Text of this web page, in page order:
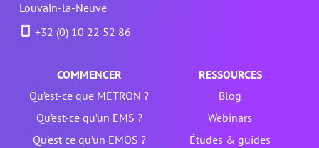
Louvain-la-Neuve
+32 (0) 10 22 52 86
COMMENCER
Qu’est-ce que METRON ?
Qu’est-ce qu’un EMS ?
Qu’est ce qu’un EMOS ?
RESSOURCES
Blog
Webinars
Études & guides